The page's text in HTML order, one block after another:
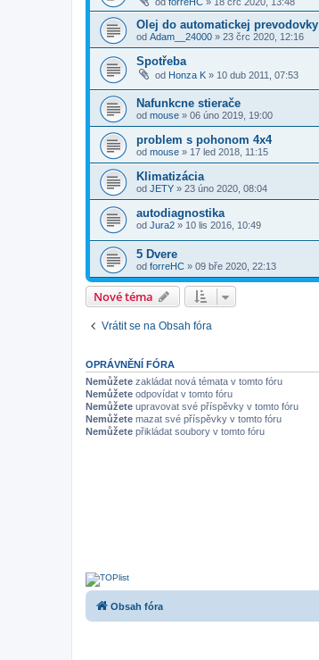
Olej do automatickej prevodovky
od Adam__24000 » 23 črc 2020, 12:16
Spotřeba
od Honza K » 10 dub 2011, 07:53
Nafunkcne stierače
od mouse » 06 úno 2019, 19:00
problem s pohonom 4x4
od mouse » 17 led 2018, 11:15
Klimatizácia
od JETY » 23 úno 2020, 08:04
autodiagnostika
od Jura2 » 10 lis 2016, 10:49
5 Dvere
od forreHC » 09 bře 2020, 22:13
Nové téma
Vrátit se na Obsah fóra
OPRÁVNĚNÍ FÓRA
Nemůžete zakládat nová témata v tomto fóru
Nemůžete odpovídat v tomto fóru
Nemůžete upravovat své příspěvky v tomto fóru
Nemůžete mazat své příspěvky v tomto fóru
Nemůžete přikládat soubory v tomto fóru
Obsah fóra